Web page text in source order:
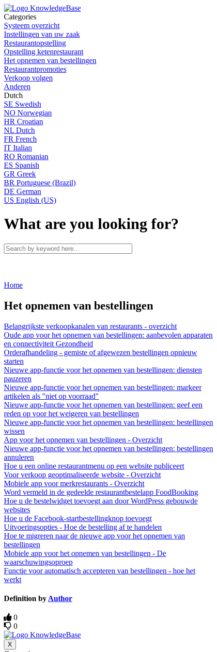
Categories
Systeem overzicht
Instellingen van uw zaak
Restaurantopstelling
Opstelling ketenrestaurant
Het opnemen van bestellingen
Restaurantpromoties
Verkoop volgen
Anderen
Dutch
SE Swedish
NO Norwegian
HR Croatian
NL Dutch
FR French
IT Italian
RO Romanian
ES Spanish
GR Greek
BR Portuguese (Brazil)
DE German
US English (US)
What are you looking for?
Home
Het opnemen van bestellingen
Belangrijkste verkoopkanalen van restaurants - overzicht
Oude app voor het opnemen van bestellingen: aanbevolen apparaten
en connectiviteit Gezondheid
Orderafhandeling - gemiste of afgewezen bestellingen opnieuw
starten
Nieuwe app-functie voor het opnemen van bestellingen: diensten
pauzeren
Nieuwe app-functie voor het opnemen van bestellingen: markeer
artikelen als "niet op voorraad"
Nieuwe app-functie voor het opnemen van bestellingen: geef een
reden op voor het weigeren van bestellingen
Nieuwe app-functie voor het opnemen van bestellingen: bestellingen
wissen
App voor het opnemen van bestellingen - Overzicht
Nieuwe app-functie voor het opnemen van bestellingen: bestellingen
annuleren
Hoe u een online restaurantmenu op een website publiceert
Voor verkoop geoptimaliseerde website - Overzicht
Mobiele app voor merkrestaurants - Overzicht
Word vermeld in de gedeelde restaurantbestelapp FoodBooking
Hoe u de bestelwidget toevoegt aan door WordPress gebouwde
websites
Hoe u de Facebook-startbestellingknop toevoegt
Uitvoeringsopties - Hoe de bestelling af te handelen
Hoe te migreren naar de nieuwe app voor het opnemen van
bestellingen
Mobiele app voor het opnemen van bestellingen - De
waarschuwingsoproep
Functie voor automatisch accepteren van bestellingen - hoe het
werkt
Definition by Author
0
0
X